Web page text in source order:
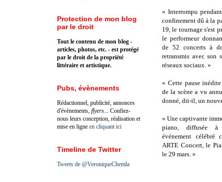
« Interrompu
confinement dû à la
19, le tournage s'est
le performeur
de 52 concerts à
retransmis avec son
réseaux sociaux. »
« Cette pause
de la scène a vu
donné, dit-il, un
« Une captivante
piano, diffusée à
événement célébré
ARTE Concert, le
le 29 mars. »
Protection de mon blog
par le droit
Tout le contenu de mon blog -
articles, photos, etc. - est protégé
par le droit de la propriété
littéraire et artistique.
Pubs, évènements
Rédactionnel, publicité, annonces
d'évènements, flyers ... Confiez-
nous leurs conception, réalisation et
mise en ligne en cliquant ici
Timeline de Twitter
Tweets de @VeroniqueChemla